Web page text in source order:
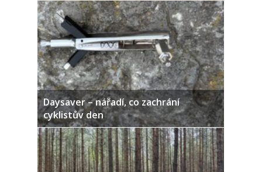
Daysaver – nářadí, co zachrání
cyklistův den